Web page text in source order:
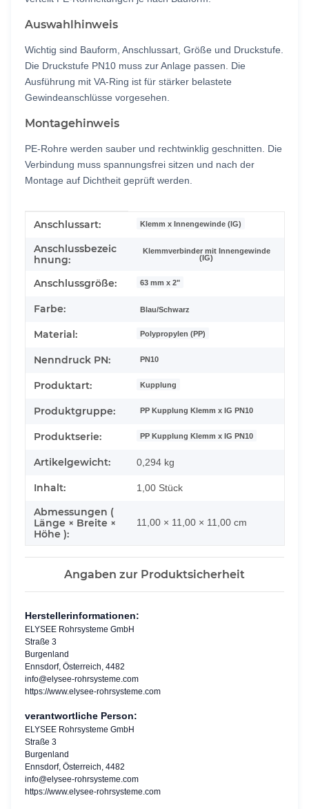
Auswahlhinweis
Wichtig sind Bauform, Anschlussart, Größe und Druckstufe.
Die Druckstufe PN10 muss zur Anlage passen. Die
Ausführung mit VA-Ring ist für stärker belastete
Gewindeanschlüsse vorgesehen.
Montagehinweis
PE-Rohre werden sauber und rechtwinklig geschnitten. Die
Verbindung muss spannungsfrei sitzen und nach der
Montage auf Dichtheit geprüft werden.
Produkteigenschaft
Wert
Anschlussart: Klemm x Innengewinde (IG)
Anschlussbezeic
hnung:
Klemmverbinder mit Innengewinde
(IG)
Anschlussgröße: 63 mm x 2"
Farbe: Blau/Schwarz
Material: Polypropylen (PP)
Nenndruck PN: PN10
Produktart: Kupplung
Produktgruppe: PP Kupplung Klemm x IG PN10
Produktserie: PP Kupplung Klemm x IG PN10
Artikelgewicht: 0,294 kg
Inhalt: 1,00 Stück
Abmessungen (
Länge × Breite ×
Höhe ):
11,00 × 11,00 × 11,00 cm
Angaben zur Produktsicherheit
Herstellerinformationen:
ELYSEE Rohrsysteme GmbH
Straße 3
Burgenland
Ennsdorf, Österreich, 4482
info@elysee-rohrsysteme.com
https://www.elysee-rohrsysteme.com
verantwortliche Person:
ELYSEE Rohrsysteme GmbH
Straße 3
Burgenland
Ennsdorf, Österreich, 4482
info@elysee-rohrsysteme.com
https://www.elysee-rohrsysteme.com